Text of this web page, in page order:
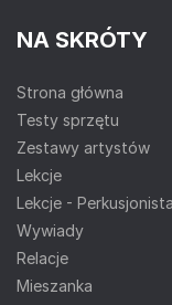
NA SKRÓTY
Strona główna
Testy sprzętu
Zestawy artystów
Lekcje
Lekcje - Perkusjonista
Wywiady
Relacje
Mieszanka